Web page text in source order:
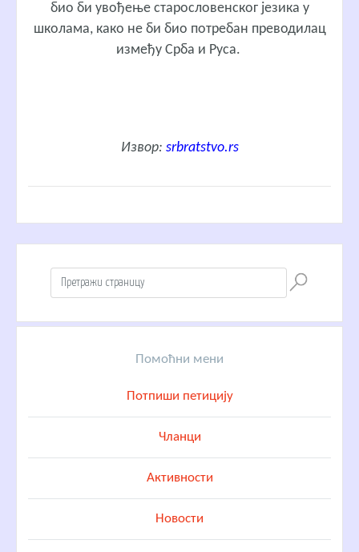
био би увођење старословенског језика у
школама, како не би био потребан преводилац
између Срба и Руса.
Извор: srbratstvo.rs
Помоћни мени
Потпиши петицију
Чланци
Активности
Новости